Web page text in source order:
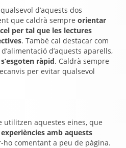
d’aquests dos
que caldrà sempre orientar
per tal que les lectures
. També cal destacar com
d’aquests aparells,
ràpid. Caldrà sempre
per evitar qualsevol
utilitzen aquestes eines, que
amb aquests
ho comentant a peu de pàgina.